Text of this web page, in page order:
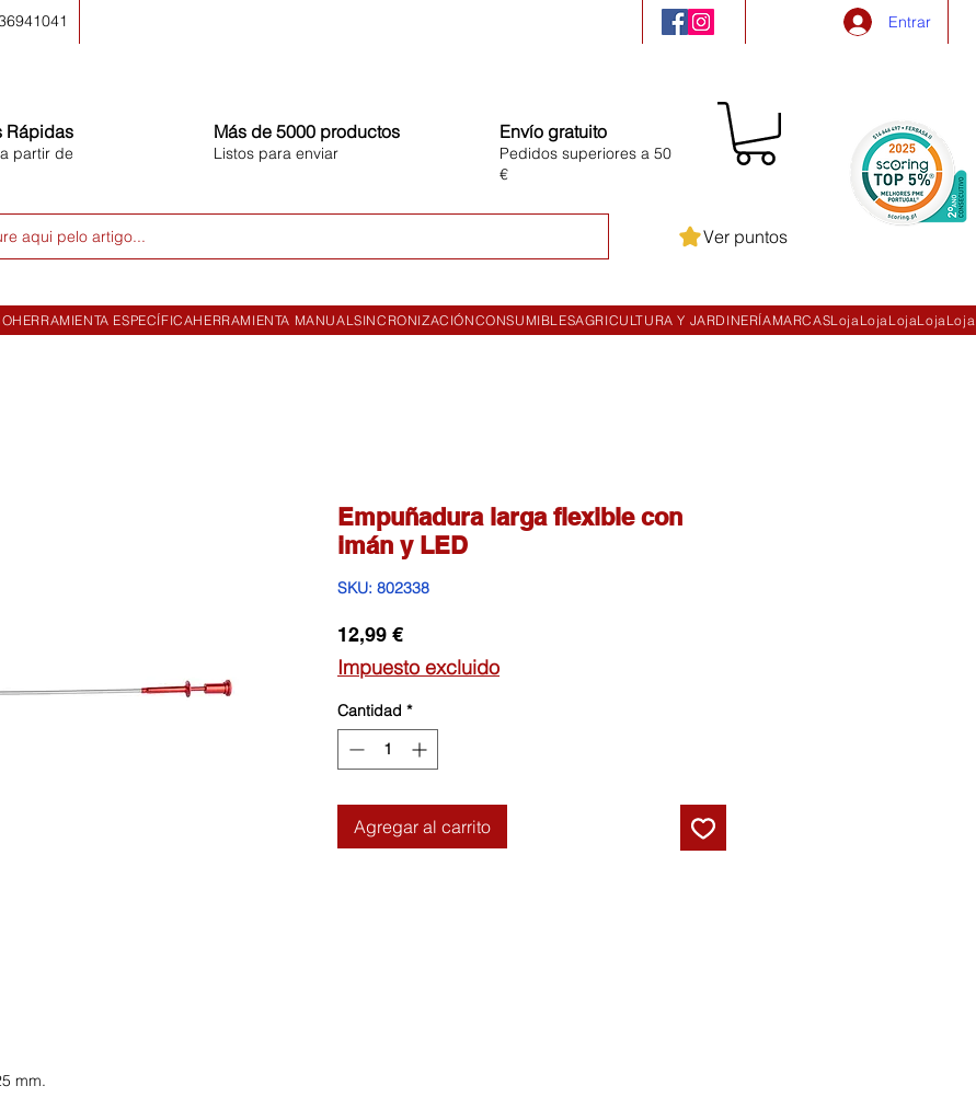
Entrar
Rápidas
partir de
Más de 5000 productos
Listos para enviar
Envío gratuito
Pedidos superiores a 50
€
aqui pelo artigo... Ver puntos
HERRAMIENTA ESPECÍFICAHERRAMIENTA MANUALSINCRONIZACIÓNCONSUMIBLESAGRICULTURA Y JARDINERÍAMARCASLojaLojaLojaLojaLoja
mm.
Empuñadura larga flexible con
imán y LED
SKU: 802338
12,99 €Precio
Impuesto excluido
Cantidad *
Agregar al carrito